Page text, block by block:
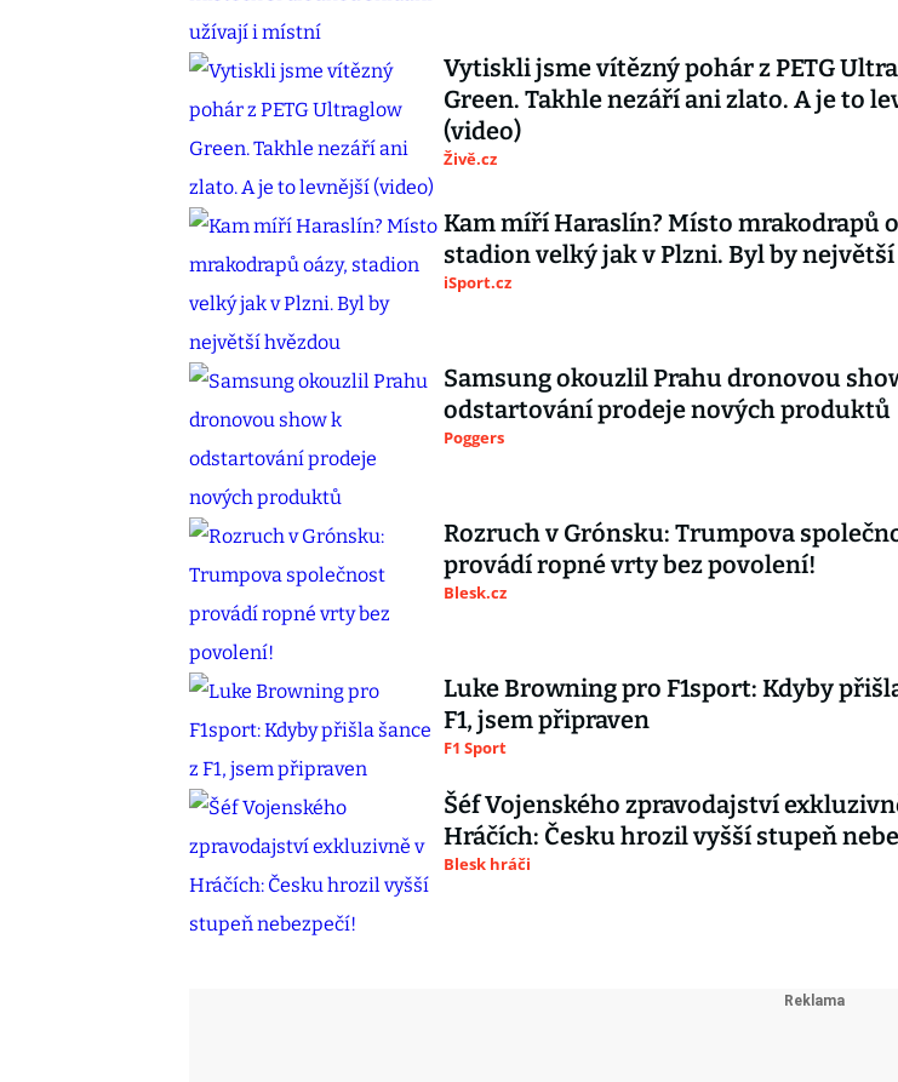
Vytiskli jsme vítězný pohár z PETG
Green. Takhle nezáří ani zlato. A je to
(video)
Živě.cz
Kam míří Haraslín? Místo mrakodrapů
stadion velký jak v Plzni. Byl by
iSport.cz
Samsung okouzlil Prahu dronovou
odstartování prodeje nových produktů
Poggers
Rozruch v Grónsku: Trumpova
provádí ropné vrty bez povolení!
Blesk.cz
Luke Browning pro F1sport: Kdyby
F1, jsem připraven
F1 Sport
Šéf Vojenského zpravodajství
Hráčích: Česku hrozil vyšší stupeň
Blesk hráči